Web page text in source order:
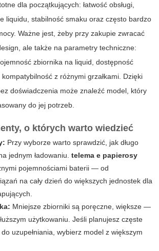
dla początkujących: łatwość obsługi,
liquidu, stabilność smaku oraz często bardzo
Ważne jest, żeby przy zakupie zwracać
ale także na parametry techniczne:
zbiornika na liquid, dostępność
z różnymi grzałkami. Dzięki
doświadczenia może znaleźć model, który
do jej potrzeb.
o których warto wiedzieć
Przy wyborze warto sprawdzić, jak długo
jednym ładowaniu. telema e papierosy
pojemnościami baterii — od
na cały dzień do większych jednostek dla
Mniejsze zbiorniki są poręczne, większe —
użytkowaniu. Jeśli planujesz częste
uzupełniania, wybierz model z większym